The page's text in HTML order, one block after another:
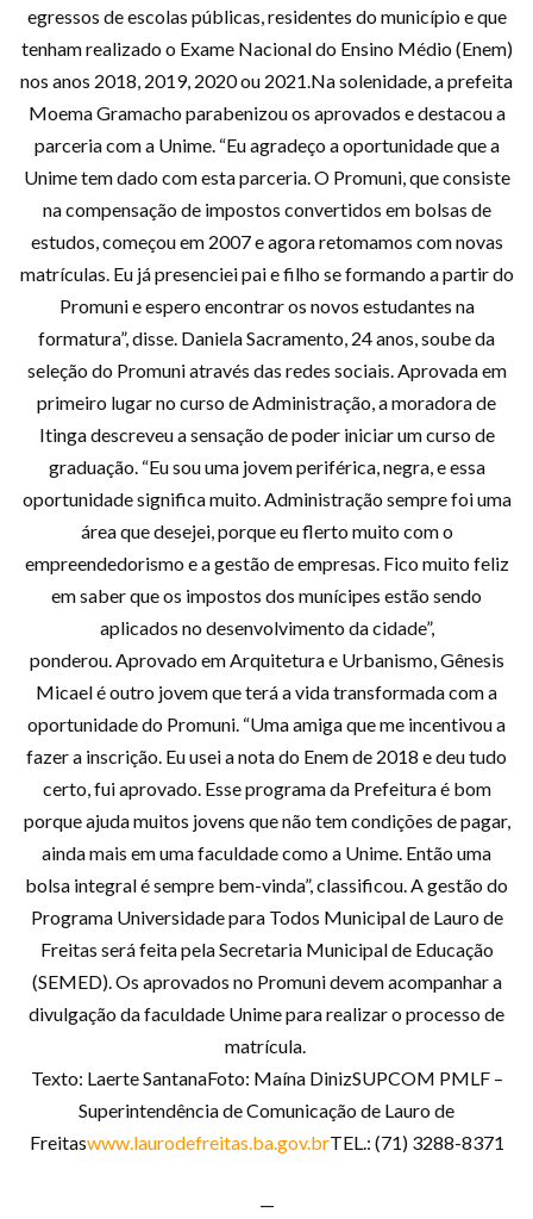
egressos de escolas públicas, residentes do município e que
tenham realizado o Exame Nacional do Ensino Médio (Enem)
nos anos 2018, 2019, 2020 ou 2021.Na solenidade, a prefeita
Moema Gramacho parabenizou os aprovados e destacou a
parceria com a Unime. “Eu agradeço a oportunidade que a
Unime tem dado com esta parceria. O Promuni, que consiste
na compensação de impostos convertidos em bolsas de
estudos, começou em 2007 e agora retomamos com novas
matrículas. Eu já presenciei pai e filho se formando a partir do
Promuni e espero encontrar os novos estudantes na
formatura”, disse. Daniela Sacramento, 24 anos, soube da
seleção do Promuni através das redes sociais. Aprovada em
primeiro lugar no curso de Administração, a moradora de
Itinga descreveu a sensação de poder iniciar um curso de
graduação. “Eu sou uma jovem periférica, negra, e essa
oportunidade significa muito. Administração sempre foi uma
área que desejei, porque eu flerto muito com o
empreendedorismo e a gestão de empresas. Fico muito feliz
em saber que os impostos dos munícipes estão sendo
aplicados no desenvolvimento da cidade”,
ponderou. Aprovado em Arquitetura e Urbanismo, Gênesis
Micael é outro jovem que terá a vida transformada com a
oportunidade do Promuni. “Uma amiga que me incentivou a
fazer a inscrição. Eu usei a nota do Enem de 2018 e deu tudo
certo, fui aprovado. Esse programa da Prefeitura é bom
porque ajuda muitos jovens que não tem condições de pagar,
ainda mais em uma faculdade como a Unime. Então uma
bolsa integral é sempre bem-vinda”, classificou. A gestão do
Programa Universidade para Todos Municipal de Lauro de
Freitas será feita pela Secretaria Municipal de Educação
(SEMED). Os aprovados no Promuni devem acompanhar a
divulgação da faculdade Unime para realizar o processo de
matrícula.
Texto: Laerte SantanaFoto: Maína DinizSUPCOM PMLF –
Superintendência de Comunicação de Lauro de
Freitaswww.laurodefreitas.ba.gov.brTEL.: (71) 3288-8371
—